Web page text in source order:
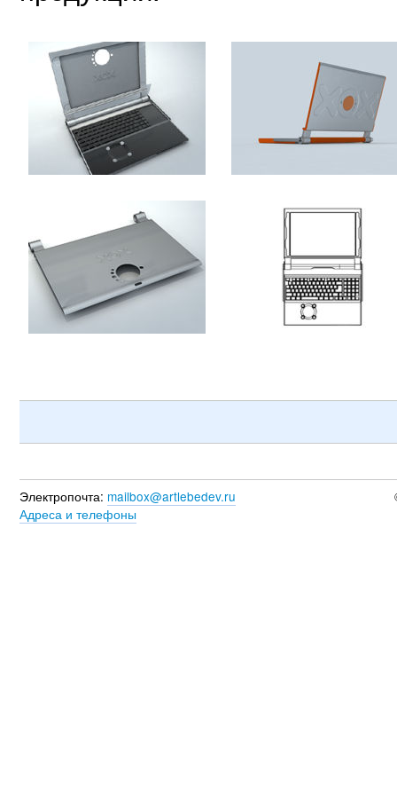
Электропочта: mailbox@artlebedev.ru
Адреса и телефоны